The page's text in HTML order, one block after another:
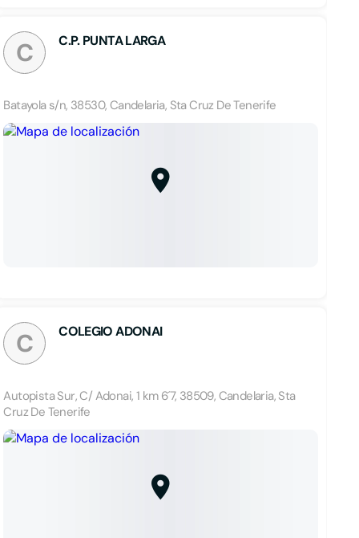
C C.P. PUNTA LARGA
Batayola s/n, 38530, Candelaria, Sta Cruz De Tenerife
C COLEGIO ADONAI
Autopista Sur, C/ Adonai, 1 km 6´7, 38509, Candelaria, Sta
Cruz De Tenerife